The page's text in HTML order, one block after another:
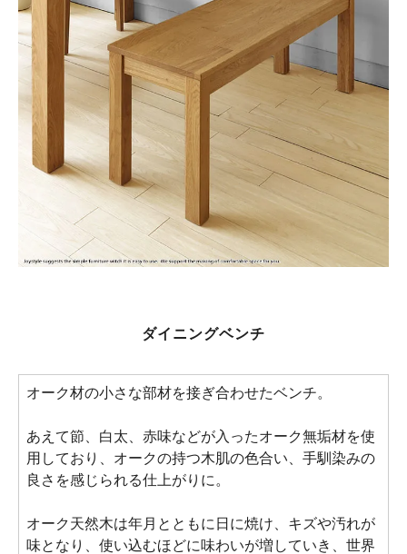
ダイニングベンチ
オーク材の小さな部材を接ぎ合わせたベンチ。
あえて節、白太、赤味などが入ったオーク無垢材を使
用しており、オークの持つ木肌の色合い、手馴染みの
良さを感じられる仕上がりに。
オーク天然木は年月とともに日に焼け、キズや汚れが
味となり、使い込むほどに味わいが増していき、世界